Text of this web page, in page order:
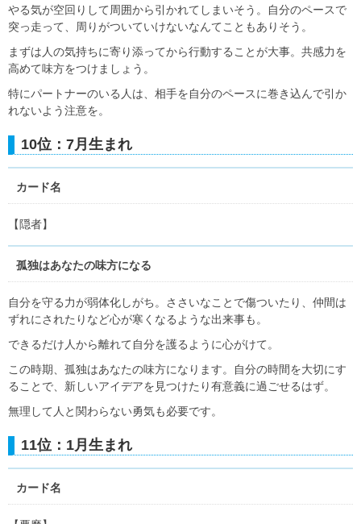
やる気が空回りして周囲から引かれてしまいそう。自分のペースで
突っ走って、周りがついていけないなんてこともありそう。
まずは人の気持ちに寄り添ってから行動することが大事。共感力を
高めて味方をつけましょう。
特にパートナーのいる人は、相手を自分のペースに巻き込んで引か
れないよう注意を。
10位：7月生まれ
カード名
【隠者】
孤独はあなたの味方になる
自分を守る力が弱体化しがち。ささいなことで傷ついたり、仲間は
ずれにされたりなど心が寒くなるような出来事も。
できるだけ人から離れて自分を護るように心がけて。
この時期、孤独はあなたの味方になります。自分の時間を大切にす
ることで、新しいアイデアを見つけたり有意義に過ごせるはず。
無理して人と関わらない勇気も必要です。
11位：1月生まれ
カード名